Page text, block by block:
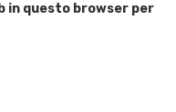
in questo browser per